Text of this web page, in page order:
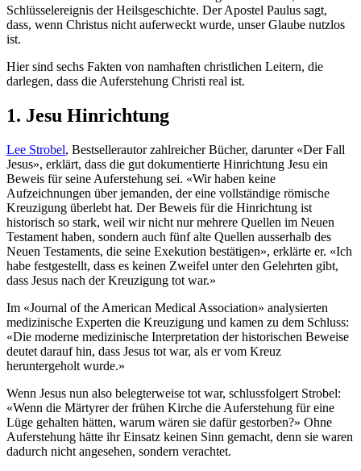
Schlüsselereignis der Heilsgeschichte. Der Apostel Paulus sagt,
dass, wenn Christus nicht auferweckt wurde, unser Glaube nutzlos
ist.
Hier sind sechs Fakten von namhaften christlichen Leitern, die
darlegen, dass die Auferstehung Christi real ist.
1. Jesu Hinrichtung
Lee Strobel, Bestsellerautor zahlreicher Bücher, darunter «Der Fall
Jesus», erklärt, dass die gut dokumentierte Hinrichtung Jesu ein
Beweis für seine Auferstehung sei. «Wir haben keine
Aufzeichnungen über jemanden, der eine vollständige römische
Kreuzigung überlebt hat. Der Beweis für die Hinrichtung ist
historisch so stark, weil wir nicht nur mehrere Quellen im Neuen
Testament haben, sondern auch fünf alte Quellen ausserhalb des
Neuen Testaments, die seine Exekution bestätigen», erklärte er. «Ich
habe festgestellt, dass es keinen Zweifel unter den Gelehrten gibt,
dass Jesus nach der Kreuzigung tot war.»
Im «Journal of the American Medical Association» analysierten
medizinische Experten die Kreuzigung und kamen zu dem Schluss:
«Die moderne medizinische Interpretation der historischen Beweise
deutet darauf hin, dass Jesus tot war, als er vom Kreuz
heruntergeholt wurde.»
Wenn Jesus nun also belegterweise tot war, schlussfolgert Strobel:
«Wenn die Märtyrer der frühen Kirche die Auferstehung für eine
Lüge gehalten hätten, warum wären sie dafür gestorben?» Ohne
Auferstehung hätte ihr Einsatz keinen Sinn gemacht, denn sie waren
dadurch nicht angesehen, sondern verachtet.